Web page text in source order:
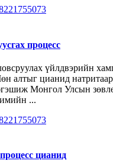
процесс
үйлдвэрийн
алтыг цианид
Монгол Улсын
...
цианид